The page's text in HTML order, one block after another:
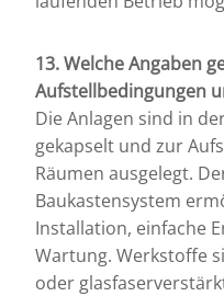
13. Welche Angaben
Aufstellbedingungen
Die Anlagen sind in
gekapselt und zur
Räumen ausgelegt.
Baukastensystem
Installation, einfache
Wartung. Werkstoffe
oder